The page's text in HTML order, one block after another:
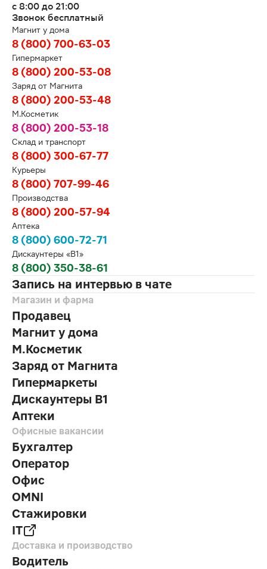
с 8:00 до 21:00
Звонок бесплатный
Магнит у дома
8 (800) 700-63-03
Гипермаркет
8 (800) 200-53-08
Заряд от Магнита
8 (800) 200-53-48
М.Косметик
8 (800) 200-53-18
Склад и транспорт
8 (800) 300-67-77
Курьеры
8 (800) 707-99-46
Производства
8 (800) 200-57-94
Аптека
8 (800) 600-72-71
Дискаунтеры «В1»
8 (800) 350-38-61
Запись на интервью в чате
Магазин и фарма
Продавец
Магнит у дома
М.Косметик
Заряд от Магнита
Гипермаркеты
Дискаунтеры В1
Аптеки
Офисные вакансии
Бухгалтер
Оператор
Офис
OMNI
Стажировки
IT
Доставка и производство
Водитель